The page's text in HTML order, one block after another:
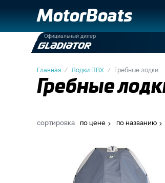
MotorBoats
Официальный дилер
Главная Лодки ПВХ Гребные лодки
Гребные
сортировка по цене по названию